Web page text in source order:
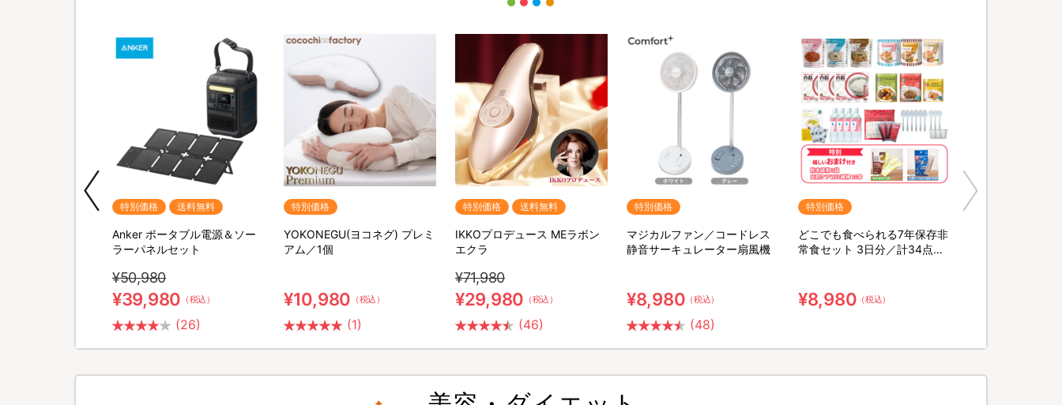
特別価格 送料無料
Anker ポータブル電源＆ソー
ラーパネルセット
¥50,980
¥39,980 （税込）
(26)
特別価格
YOKONEGU(ヨコネグ) プレミ
アム／1個
¥10,980 （税込）
(1)
特別価格 送料無料
IKKOプロデュース MEラボン
エクラ
¥71,980
¥29,980 （税込）
(46)
特別価格
マジカルファン／コードレス
静音サーキュレーター扇風機
¥8,980 （税込）
(48)
特別価格
どこでも食べられる7年保存非
常食セット 3日分／計34点セ
¥8,980 （税込）